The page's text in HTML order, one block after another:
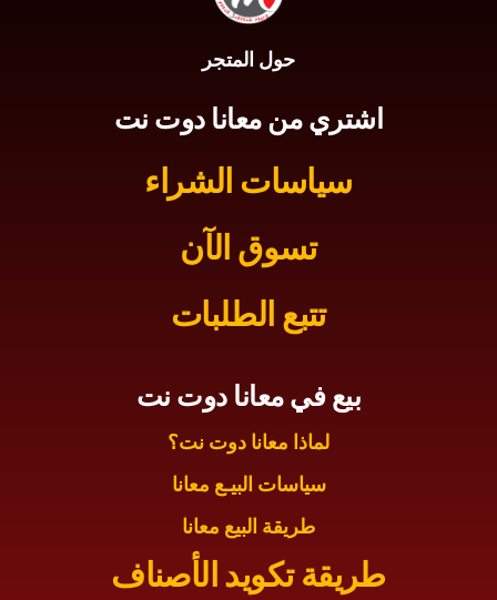
حول المتجر
اشتري من معانا دوت نت
سياسات الشراء
تسوق الآن
تتبع الطلبات
بيع في معانا دوت نت
لماذا معانا دوت نت؟
سياسات البيـع معانا
طريقة البيع معانا
طريقة تكويد الأصناف